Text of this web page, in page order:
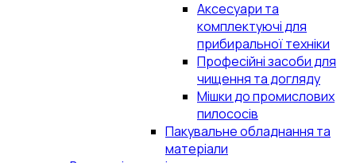
Аксесуари та
комплектуючі для
прибиральної техніки
Професійні засоби для
чищення та догляду
Мішки до промислових
пилососів
Пакувальне обладнання та
матеріали